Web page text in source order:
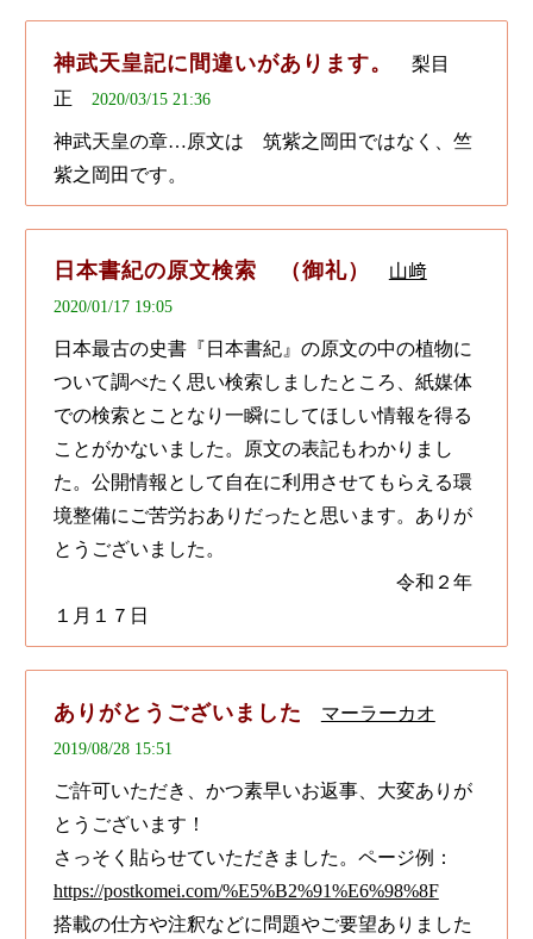
神武天皇記に間違いがあります。
梨目
正
2020/03/15 21:36
神武天皇の章…原文は 筑紫之岡田ではなく、竺
紫之岡田です。
日本書紀の原文検索 （御礼） 山﨑
2020/01/17 19:05
日本最古の史書『日本書紀』の原文の中の植物に
ついて調べたく思い検索しましたところ、紙媒体
での検索とことなり一瞬にしてほしい情報を得る
ことがかないました。原文の表記もわかりまし
た。公開情報として自在に利用させてもらえる環
境整備にご苦労おありだったと思います。ありが
とうございました。
令和２年
１月１７日
ありがとうございました マーラーカオ
2019/08/28 15:51
ご許可いただき、かつ素早いお返事、大変ありが
とうございます！
さっそく貼らせていただきました。ページ例：
https://postkomei.com/%E5%B2%91%E6%98%8F
搭載の仕方や注釈などに問題やご要望ありました